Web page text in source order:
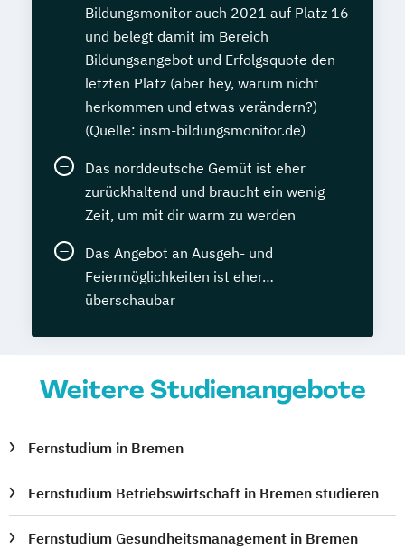
Bildungsmonitor auch 2021 auf Platz 16
und belegt damit im Bereich
Bildungsangebot und Erfolgsquote den
letzten Platz (aber hey, warum nicht
herkommen und etwas verändern?)
(Quelle: insm-bildungsmonitor.de)
Das norddeutsche Gemüt ist eher
zurückhaltend und braucht ein wenig
Zeit, um mit dir warm zu werden
Das Angebot an Ausgeh- und
Feiermöglichkeiten ist eher…
überschaubar
Weitere Studienangebote
Fernstudium in Bremen
Fernstudium Betriebswirtschaft in Bremen studieren
Fernstudium Gesundheitsmanagement in Bremen